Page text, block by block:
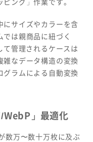
にサイズやカラーを含
は親商品に紐づく
管理されるケースは
なデータ構造の変換
グラムによる自動変換
WebP」最適化
数万〜数十万枚に及ぶ